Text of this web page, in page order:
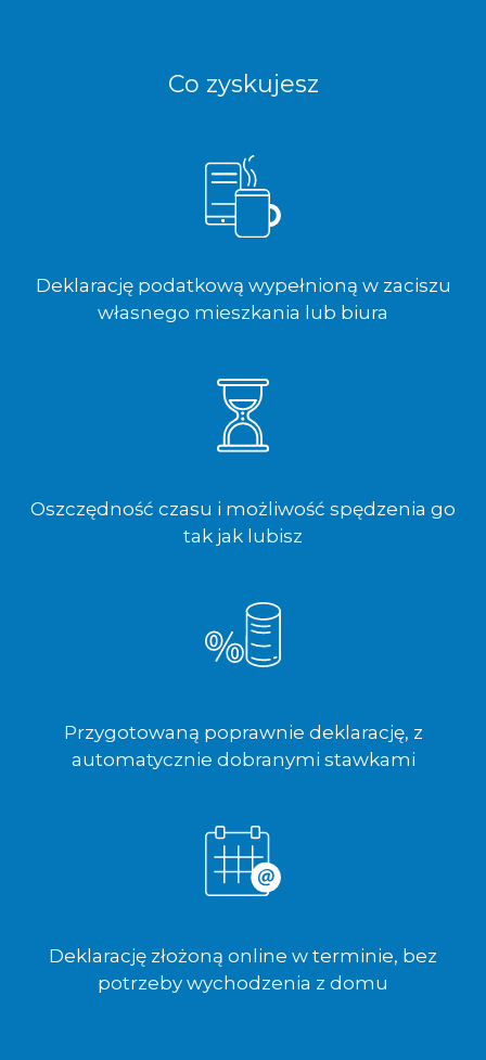
Co zyskujesz
Deklarację podatkową wypełnioną w zaciszu
własnego mieszkania lub biura
Oszczędność czasu i możliwość spędzenia go
tak jak lubisz
Przygotowaną poprawnie deklarację, z
automatycznie dobranymi stawkami
Deklarację złożoną online w terminie, bez
potrzeby wychodzenia z domu